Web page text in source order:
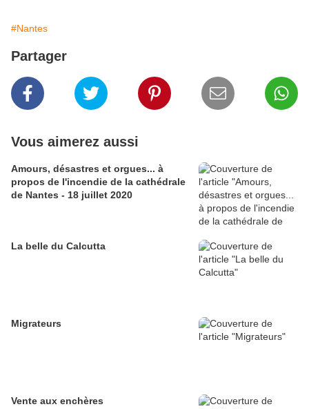
#Nantes
Partager
Vous aimerez aussi
Amours, désastres et orgues... à
propos de l'incendie de la cathédrale
de Nantes - 18 juillet 2020
La belle du Calcutta
Migrateurs
Vente aux enchères